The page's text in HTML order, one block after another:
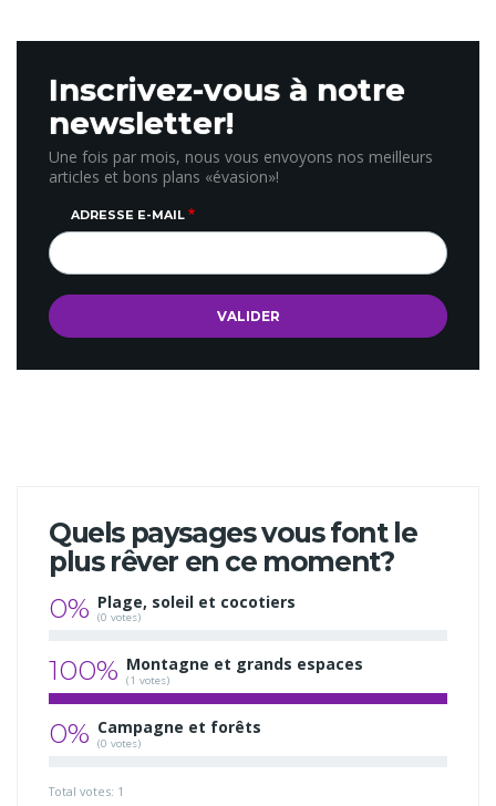
Inscrivez-vous à notre
newsletter!
Une fois par mois, nous vous envoyons nos meilleurs
articles et bons plans «évasion»!
ADRESSE E-MAIL
Quels paysages vous font le
plus rêver en ce moment?
0% Plage, soleil et cocotiers
(0 votes)
100% Montagne et grands espaces
(1 votes)
0% Campagne et forêts
(0 votes)
Total votes: 1